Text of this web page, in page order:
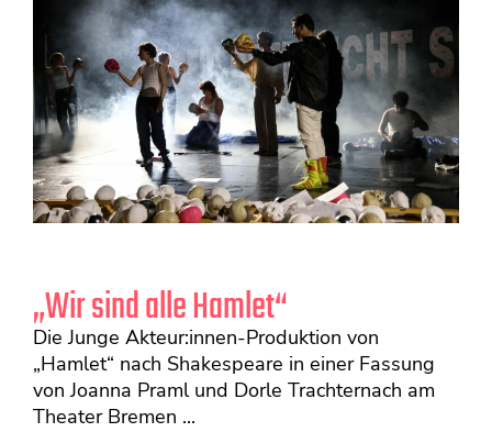
„Wir sind alle Hamlet“
Die Junge Akteur:innen-Produktion von
„Hamlet“ nach Shakespeare in einer Fassung
von Joanna Praml und Dorle Trachternach am
Theater Bremen ...